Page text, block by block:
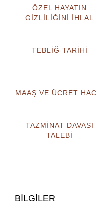
ÖZEL HAYATIN
GİZLİLİĞİNİ İHLAL
TEBLİĞ TARİHİ
MAAŞ VE ÜCRET
TAZMİNAT DAVASI
TALEBİ
BİLGİLER